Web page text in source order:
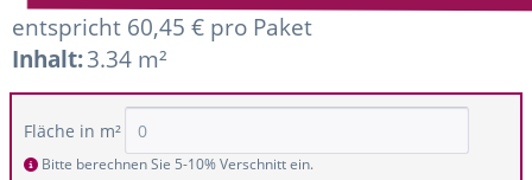
entspricht 60,45 € pro Paket
Inhalt:3.34 m²
Fläche in m²
Bitte berechnen Sie 5-10% Verschnitt ein.